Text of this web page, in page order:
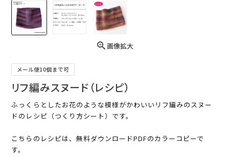
画像拡大
メール便10個まで可
リフ編みスヌード（レシピ）
ふっくらとしたお花のような模様がかわいいリフ編みのスヌー
ドのレシピ（つくり方シート）です。
こちらのレシピは、無料ダウンロードPDFのカラーコピーで
す。